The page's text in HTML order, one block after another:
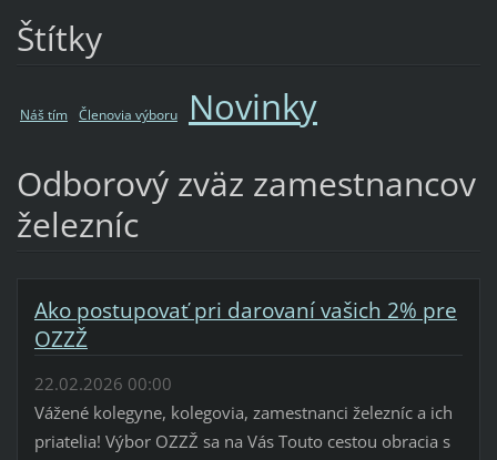
Štítky
Náš tím Členovia výboru Novinky
Odborový zväz zamestnancov
železníc
Ako postupovať pri darovaní vašich 2% pre
OZZŽ
22.02.2026 00:00
Vážené kolegyne, kolegovia, zamestnanci železníc a ich
priatelia! Výbor OZZŽ sa na Vás Touto cestou obracia s